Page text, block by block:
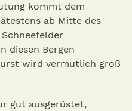
kommt dem
ab Mitte des
diesen Bergen
wird vermutlich groß
gut ausgerüstet,